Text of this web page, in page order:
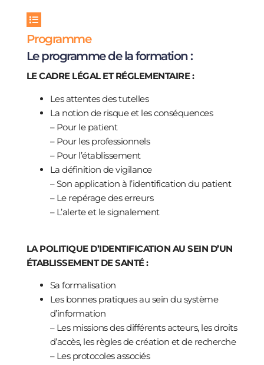
Programme
Le programme de la formation :
LE CADRE LÉGAL ET RÉGLEMENTAIRE :
Les attentes des tutelles
La notion de risque et les conséquences
– Pour le patient
– Pour les professionnels
– Pour l’établissement
La définition de vigilance
– Son application à l’identification du patient
– Le repérage des erreurs
– L’alerte et le signalement
LA POLITIQUE D’IDENTIFICATION AU SEIN D’UN
ÉTABLISSEMENT DE SANTÉ :
Sa formalisation
Les bonnes pratiques au sein du système
d’information
– Les missions des différents acteurs, les droits
d’accès, les règles de création et de recherche
– Les protocoles associés